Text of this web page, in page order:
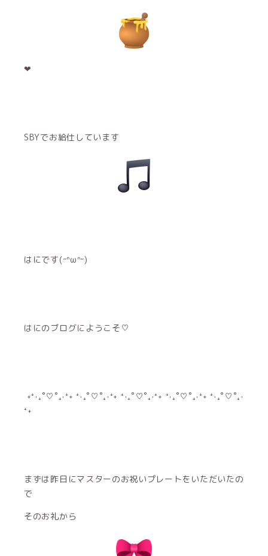
❤︎
SBYでお給仕しています
はにです(˶ᐢωᐢ˶)
はにのブログにようこそ♡
˖⁺‧₊˚♡˚₊‧⁺˖ ⁺‧₊˚♡˚₊‧⁺˖ ⁺‧₊˚♡˚₊‧⁺˖ ⁺‧₊˚♡˚₊‧⁺˖ ⁺‧₊˚♡˚₊‧
⁺˖
まずは昨日にマスターのお祝いプレートをいただいたの
で
そのお礼から